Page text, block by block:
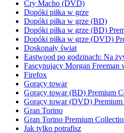
Cry Macho (DVD)
Dopóki piłka w grze
Dopóki piłka w grze (BD)
Dopóki piłka w grze (BD)
Dopóki piłka w grze (DVD)
Doskonały świat
Eastwood po godzinach: Na
Fascynujący Morgan
Firefox
Gorący towar
Gorący towar (BD) Premium
Gorący towar (DVD) Premium
Gran Torino
Gran Torino Premium
Jak tylko potrafisz